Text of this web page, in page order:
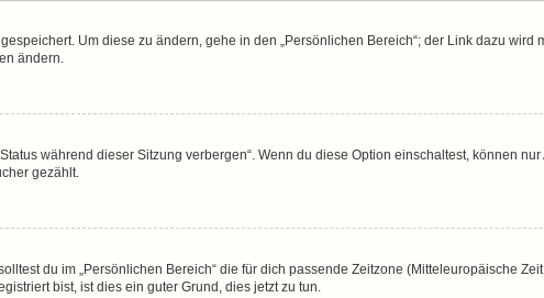
Um diese zu ändern, gehe in den „Persönlichen Bereich“; der Link dazu wird
ändern.
während dieser Sitzung verbergen“. Wenn du diese Option einschaltest, können nur
gezählt.
du im „Persönlichen Bereich“ die für dich passende Zeitzone (Mitteleuropäische
bist, ist dies ein guter Grund, dies jetzt zu tun.